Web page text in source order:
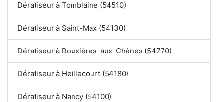
Dératiseur à Tomblaine (54510)
Dératiseur à Saint-Max (54130)
Dératiseur à Bouxières-aux-Chênes (54770)
Dératiseur à Heillecourt (54180)
Dératiseur à Nancy (54100)